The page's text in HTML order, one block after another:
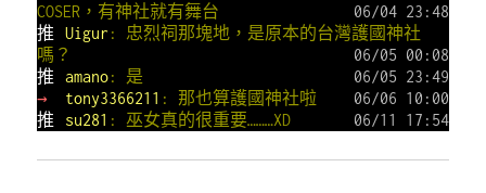
COSER，有神社就有舞台
06/04 23:48
推
Uigur : 忠烈祠那塊地，是原本的台灣護國神社
嗎？
06/05 00:08
推
amano: 是
06/05 23:49
→
tony3366211 : 那也算護國神社啦
06/06 10:00
推
su281 : 巫女真的很重要………XD 06/11 17:54